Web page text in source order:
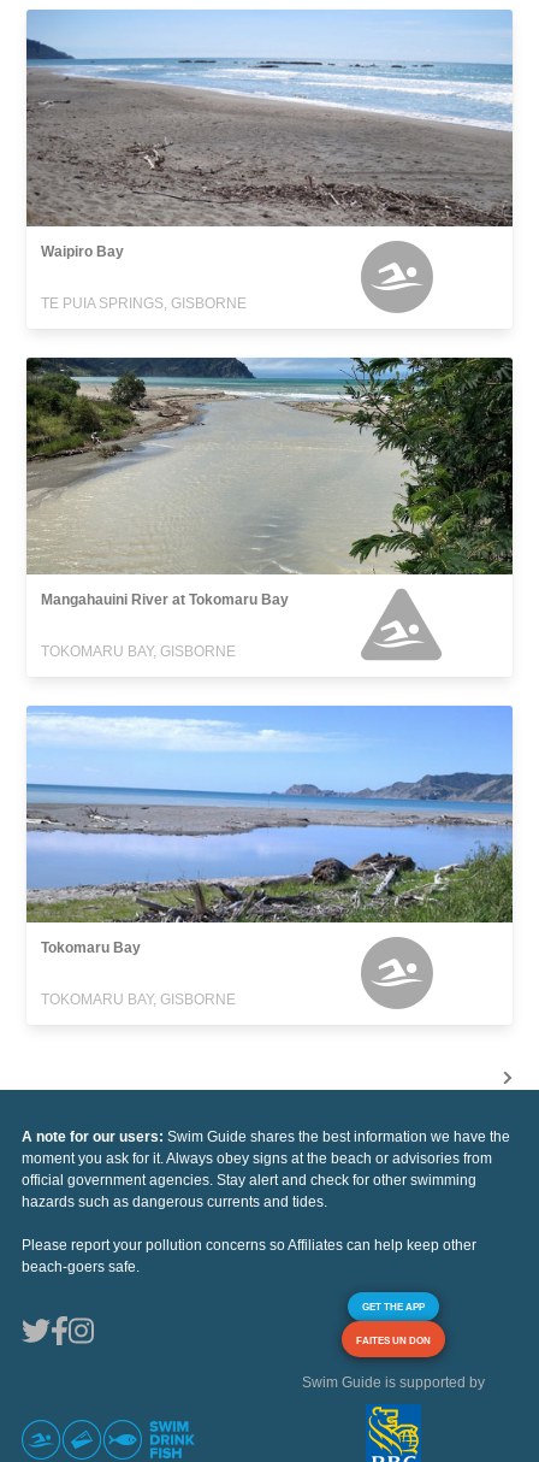
Waipiro Bay
TE PUIA SPRINGS, GISBORNE
Mangahauini River at Tokomaru Bay
TOKOMARU BAY, GISBORNE
Tokomaru Bay
TOKOMARU BAY, GISBORNE
A note for our users: Swim Guide shares the best information we have the
moment you ask for it. Always obey signs at the beach or advisories from
official government agencies. Stay alert and check for other swimming
hazards such as dangerous currents and tides.
Please report your pollution concerns so Affiliates can help keep other
beach-goers safe.
GET THE APP
FAITES UN DON
Swim Guide is supported by